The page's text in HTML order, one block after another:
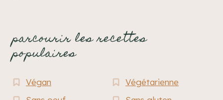
parcourir les recettes
populaires
Végan
Végétarienne